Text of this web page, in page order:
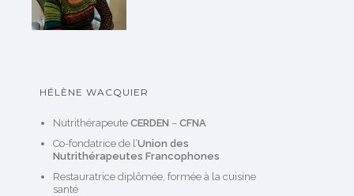
HÉLÈNE WACQUIER
Nutrithérapeute CERDEN – CFNA
Co-fondatrice de l’Union des
Nutrithérapeutes Francophones
Restauratrice diplômée, formée à la cuisine
santé